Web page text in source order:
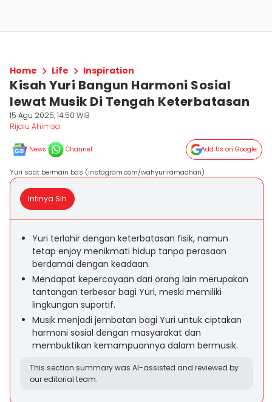
Home Life Inspiration
Kisah Yuri Bangun Harmoni Sosial
lewat Musik Di Tengah Keterbatasan
15 Agu 2025, 14:50 WIB
Rijalu Ahimsa
News Channel Add Us on Google
Yuri saat bermain bas (instagram.com/wahyuriramadhan)
Intinya Sih
Yuri terlahir dengan keterbatasan fisik, namun
tetap enjoy menikmati hidup tanpa perasaan
berdamai dengan keadaan.
Mendapat kepercayaan dari orang lain merupakan
tantangan terbesar bagi Yuri, meski memiliki
lingkungan suportif.
Musik menjadi jembatan bagi Yuri untuk ciptakan
harmoni sosial dengan masyarakat dan
membuktikan kemampuannya dalam bermusik.
This section summary was AI-assisted and reviewed by
our editorial team.